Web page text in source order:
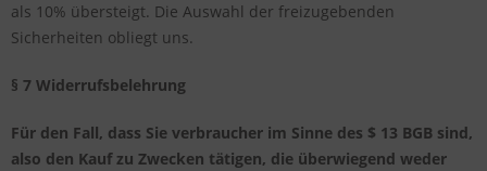
als 10% übersteigt. Die Auswahl der freizugebenden
Sicherheiten obliegt uns.
§ 7 Widerrufsbelehrung
Für den Fall, dass Sie verbraucher im Sinne des $ 13 BGB sind,
also den Kauf zu Zwecken tätigen, die überwiegend weder